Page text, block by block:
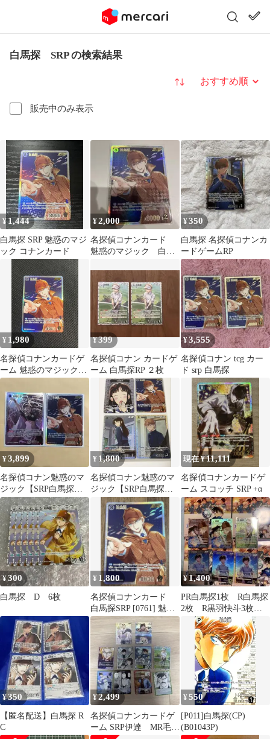
白馬探 SRP の検索結果
販売中のみ表示
並び替え
¥1,444
白馬探 SRP 魅惑のマジ
ック コナンカード
¥2,000
名探偵コナンカード
魅惑のマジック 白馬
斗 スーパーレア
¥350
白馬探 名探偵コナンカ
ードゲームRP
¥ 1,980
名探偵コナンカードゲ
ーム 魅惑のマジック
SRP 白馬探
¥399
名探偵コナン カードゲ
ーム 白馬探RP ２枚
¥3,555
名探偵コナン tcg カー
ド srp 白馬探
¥3,899
名探偵コナン魅惑のマ
ジック【SRP白馬探】
【SRP小泉紅子】2枚セ
ット
¥ 1,800
名探偵コナン魅惑のマ
ジック【SRP白馬探】
【SR小泉紅子】他4枚
セット
現在 ¥11,111
名探偵コナンカードゲ
ーム スコッチ SRP +α
¥300
白馬探 D 6枚
¥ 1,800
名探偵コナンカード
白馬探SRP [0761] 魅惑
のマジック
¥1,400
PR白馬探1枚 R白馬探
2枚 R黒羽快斗3枚
コナンカード
¥350
【匿名配送】白馬探 R
C
¥2,499
名探偵コナンカードゲ
ーム SRP伊達 MR毛利
¥550
[P011]白馬探(CP)
(B01043P)